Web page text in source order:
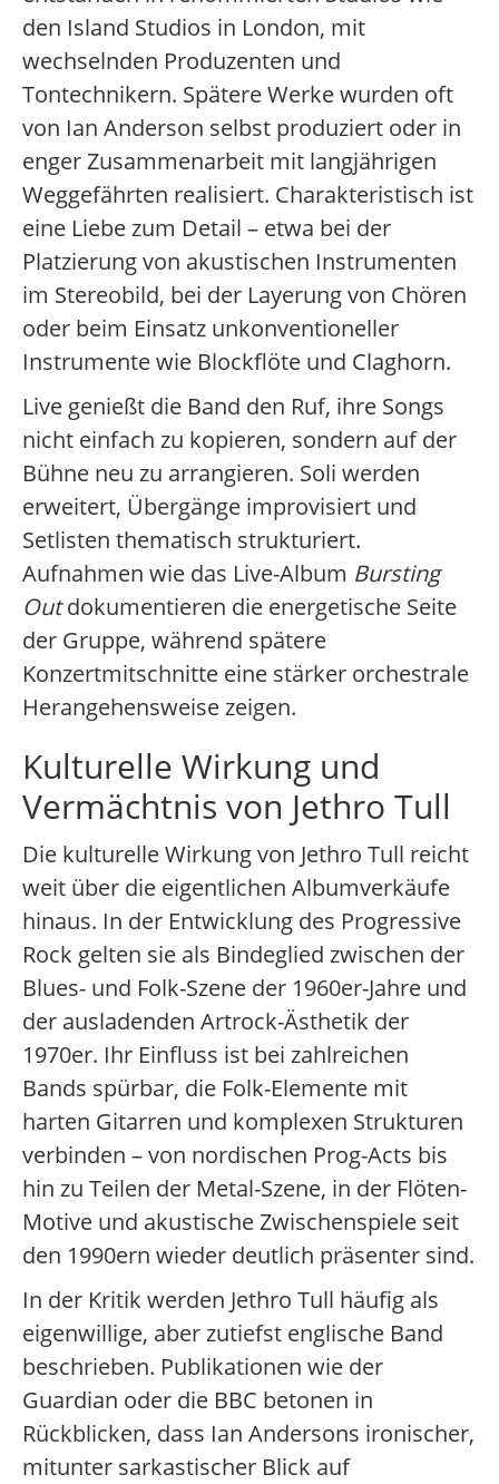
den Island Studios in London, mit
wechselnden Produzenten und
Tontechnikern. Spätere Werke wurden oft
von Ian Anderson selbst produziert oder in
enger Zusammenarbeit mit langjährigen
Weggefährten realisiert. Charakteristisch ist
eine Liebe zum Detail – etwa bei der
Platzierung von akustischen Instrumenten
im Stereobild, bei der Layerung von Chören
oder beim Einsatz unkonventioneller
Instrumente wie Blockflöte und Claghorn.
Live genießt die Band den Ruf, ihre Songs
nicht einfach zu kopieren, sondern auf der
Bühne neu zu arrangieren. Soli werden
erweitert, Übergänge improvisiert und
Setlisten thematisch strukturiert.
Aufnahmen wie das Live-Album Bursting
Outdokumentieren die energetische Seite
der Gruppe, während spätere
Konzertmitschnitte eine stärker orchestrale
Herangehensweise zeigen.
Kulturelle Wirkung und
Vermächtnis von Jethro Tull
Die kulturelle Wirkung von Jethro Tull reicht
weit über die eigentlichen Albumverkäufe
hinaus. In der Entwicklung des Progressive
Rock gelten sie als Bindeglied zwischen der
Blues- und Folk-Szene der 1960er-Jahre und
der ausladenden Artrock-Ästhetik der
1970er. Ihr Einfluss ist bei zahlreichen
Bands spürbar, die Folk-Elemente mit
harten Gitarren und komplexen Strukturen
verbinden – von nordischen Prog-Acts bis
hin zu Teilen der Metal-Szene, in der Flöten-
Motive und akustische Zwischenspiele seit
den 1990ern wieder deutlich präsenter sind.
In der Kritik werden Jethro Tull häufig als
eigenwillige, aber zutiefst englische Band
beschrieben. Publikationen wie der
Guardian oder die BBC betonen in
Rückblicken, dass Ian Andersons ironischer,
mitunter sarkastischer Blick auf